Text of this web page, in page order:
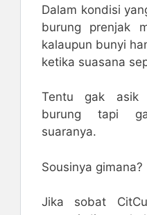
Dalam kondisi
burung prenjak
kalaupun bunyi
ketika suasana
Tentu gak asik
burung tapi
suaranya.
Sousinya gimana?
Jika sobat